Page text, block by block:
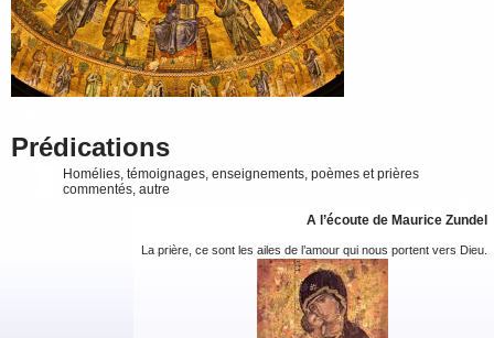
Prédications
Homélies, témoignages, enseignements, poèmes et prières
commentés, autre
A l’écoute de Maurice Zundel
La prière, ce sont les ailes de l’amour qui nous portent vers Dieu.